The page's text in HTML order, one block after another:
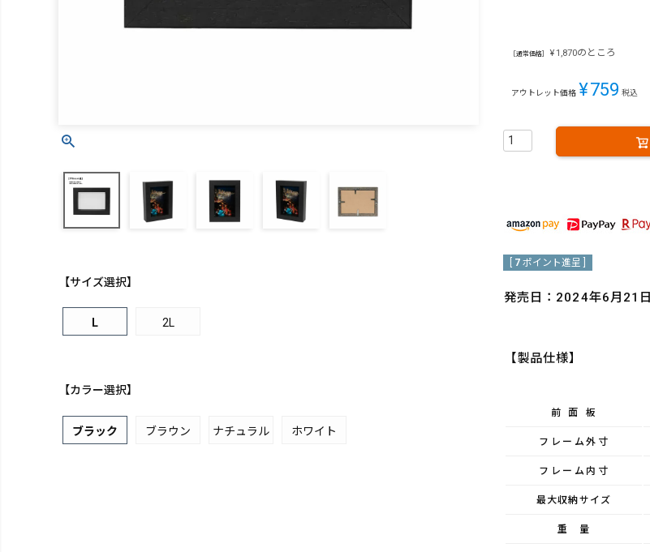
【サイズ選択】
L 2L
【カラー選択】
ブラック ブラウン ナチュラル ホワイト
［通常価格］ ¥ 1,870のところ
アウトレット価格 ¥759 税込
7 ポイント進呈 ]
発売日：2024年6月21日
【製品仕様】
前面板
フレーム外寸
フレーム内寸
最大収納サイズ
重量